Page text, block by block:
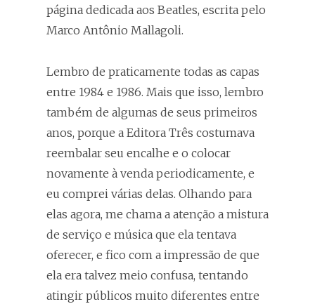
página dedicada aos Beatles, escrita pelo
Marco Antônio Mallagoli.
Lembro de praticamente todas as capas
entre 1984 e 1986. Mais que isso, lembro
também de algumas de seus primeiros
anos, porque a Editora Três costumava
reembalar seu encalhe e o colocar
novamente à venda periodicamente, e
eu comprei várias delas. Olhando para
elas agora, me chama a atenção a mistura
de serviço e música que ela tentava
oferecer, e fico com a impressão de que
ela era talvez meio confusa, tentando
atingir públicos muito diferentes entre